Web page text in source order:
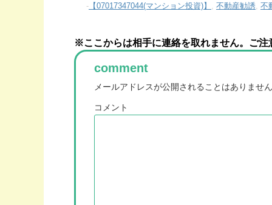
- 【07017347044(マンション投資)】 , 不動産勧誘, 不
※ここからは相手に連絡を取れません。ご注
comment
メールアドレスが公開されることはありませ
コメント